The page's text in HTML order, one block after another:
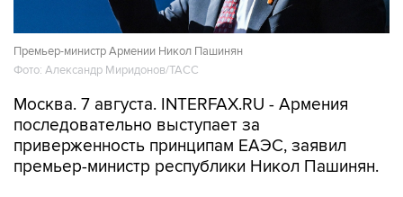
Премьер-министр Армении Никол Пашинян
Фото: Александр Миридонов/ТАСС
Москва. 7 августа. INTERFAX.RU - Армения
приверженность принципам ЕАЭС, заявил
премьер-министр республики Никол Пашинян.
"Для Армении укрепление сотрудничества с